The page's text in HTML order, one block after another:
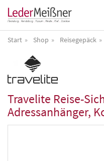
Start Shop Reisegepäck
Travelite Reise-
Adressanhänger,